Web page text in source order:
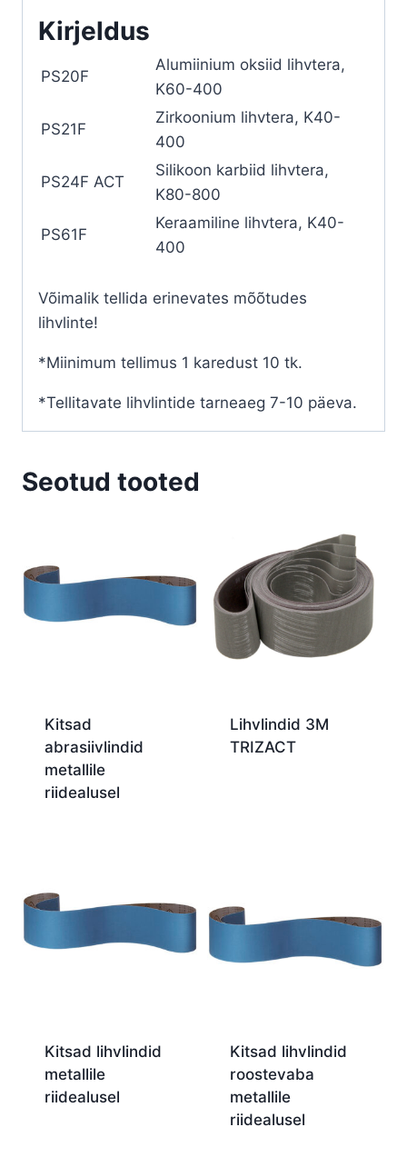
Kirjeldus
PS20F
Alumiinium oksiid lihvtera,
K60-400
PS21F
Zirkoonium lihvtera, K40-
400
PS24F ACT
Silikoon karbiid lihvtera,
K80-800
PS61F
Keraamiline lihvtera, K40-
400
Võimalik tellida erinevates mõõtudes
lihvlinte!
*Miinimum tellimus 1 karedust 10 tk.
*Tellitavate lihvlintide tarneaeg 7-10 päeva.
Seotud tooted
Kitsad
abrasiivlindid
metallile
riidealusel
Lihvlindid 3M
TRIZACT
Kitsad lihvlindid
metallile
riidealusel
Kitsad lihvlindid
roostevaba
metallile
riidealusel